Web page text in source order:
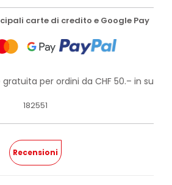
carte di credito e Google Pay
per ordini da CHF 50.– in su!
182551
Recensioni